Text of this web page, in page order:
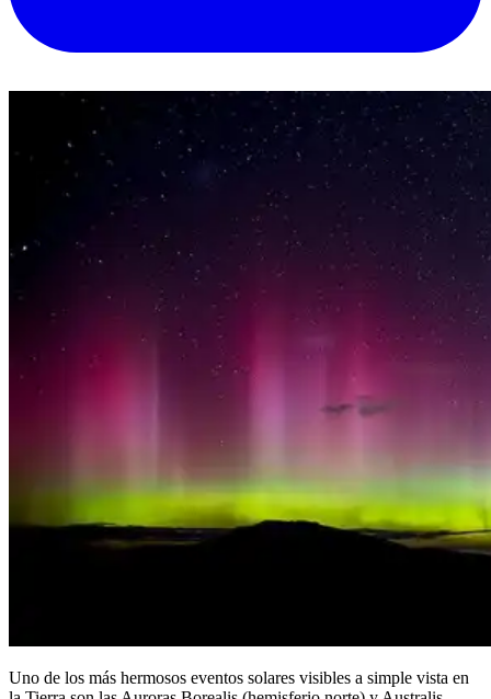
Uno de los más hermosos eventos solares visibles a simple vista en